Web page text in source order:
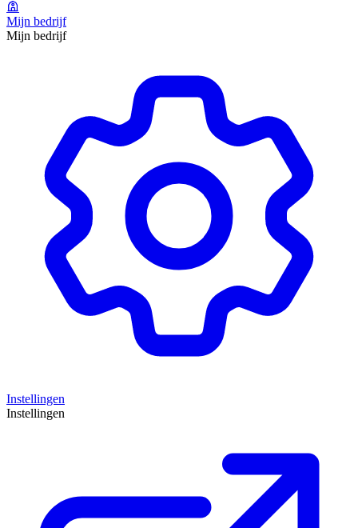
Mijn bedrijf
Mijn bedrijf
Instellingen
Instellingen